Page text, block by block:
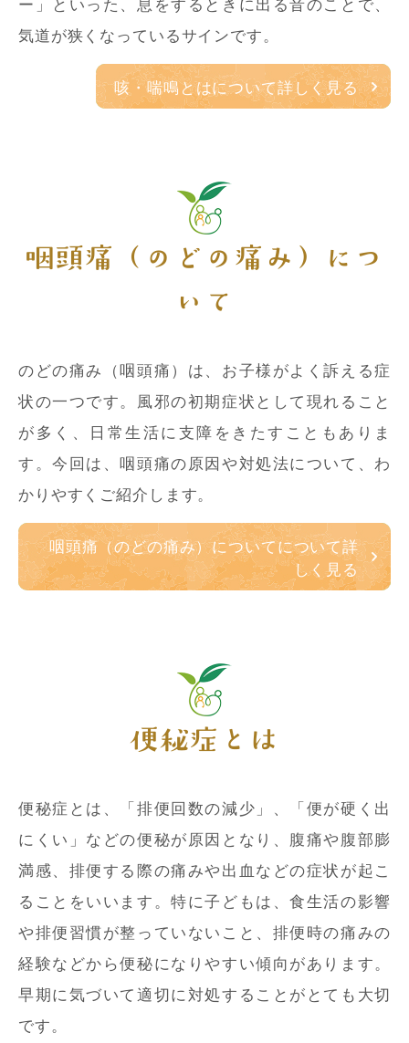
気道が狭くなっているサインです。
咳・喘鳴とはについて詳しく見る
咽頭痛（のどの痛み）につ
いて
のどの痛み（咽頭痛）は、お子様がよく訴える症
状の一つです。風邪の初期症状として現れること
が多く、日常生活に支障をきたすこともありま
す。今回は、咽頭痛の原因や対処法について、わ
かりやすくご紹介します。
咽頭痛（のどの痛み）についてについて詳
しく見る
便秘症とは
便秘症とは、「排便回数の減少」、「便が硬く出
にくい」などの便秘が原因となり、腹痛や腹部膨
満感、排便する際の痛みや出血などの症状が起こ
ることをいいます。特に子どもは、食生活の影響
や排便習慣が整っていないこと、排便時の痛みの
経験などから便秘になりやすい傾向があります。
早期に気づいて適切に対処することがとても大切
です。